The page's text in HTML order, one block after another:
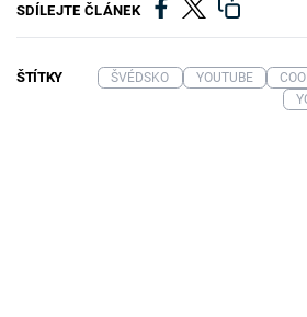
SDÍLEJTE ČLÁNEK
ŠTÍTKY ŠVÉDSKO YOUTUBE